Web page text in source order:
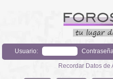
Usuario:
Recordar Datos de